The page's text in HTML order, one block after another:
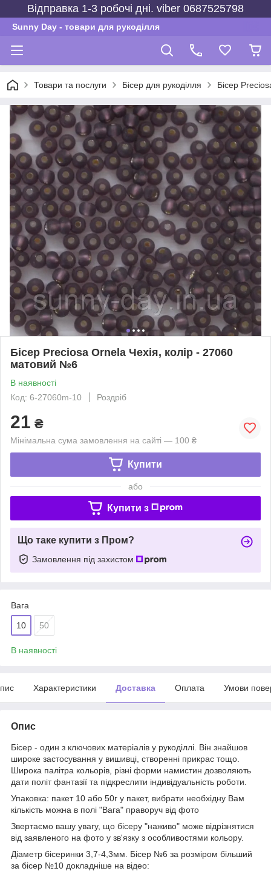
Відправка 1-3 робочі дні. viber 0687525798
Sunny Day - товари для рукоділля
Товари та послуги Бісер для рукоділля Бісер
Бісер Preciosa Ornela Чехія, колір - 27060
матовий №6
В наявності
Код: 6-27060m-10
Роздріб
21 ₴
Мінімальна сума замовлення на сайті — 100 ₴
Купити
або
Купити з
Що таке купити з Пром?
Замовлення під захистом
Вага
10 50
В наявності
Характеристики Доставка Оплата Умови
Опис
Бісер - один з ключових матеріалів у рукоділлі. Він знайшов
широке застосування у вишивці, створенні прикрас тощо.
Широка палітра кольорів, різні форми намистин дозволяють
дати політ фантазії та підкреслити індивідуальність роботи.
Упаковка: пакет 10 або 50г у пакет, вибрати необхідну Вам
кількість можна в полі "Вага" праворуч від фото
Звертаємо вашу увагу, що бісеру "наживо" може відрізнятися
від заявленого на фото у зв'язку з особливостями кольору.
Діаметр бісеринки 3,7-4,3мм. Бісер №6 за розміром більший
за бісер №10 докладніше на відео: